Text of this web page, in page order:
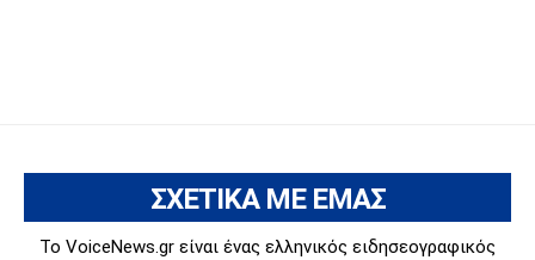
ΣΧΕΤΙΚΑ ΜΕ ΕΜΑΣ
Το VoiceNews.gr είναι ένας ελληνικός ειδησεογραφικός